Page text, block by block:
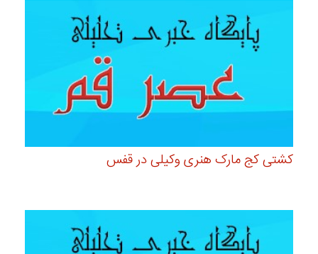
کشتی کج مارک هنری وکیلی در قفس